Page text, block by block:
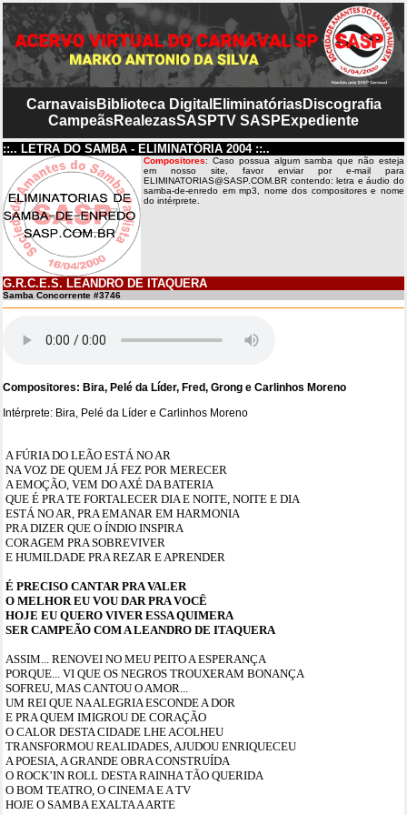
CarnavaisBiblioteca Digital EliminatóriasDiscografia
CampeãsRealezasSASPTV SASP Expediente
::.. LETRA DO SAMBA - ELIMINATÓRIA 2004 ::..
Compositores: Caso possua algum samba que não esteja
em nosso site, favor enviar por e-mail para
ELIMINATORIAS@SASP.COM.BR contendo: letra e áudio do
samba-de-enredo em mp3, nome dos compositores e nome
do intérprete.
G.R.C.E.S. LEANDRO DE ITAQUERA
Samba Concorrente #3746
Compositores: Bira, Pelé da Líder, Fred, Grong e Carlinhos Moreno
Intérprete: Bira, Pelé da Líder e Carlinhos Moreno
A FÚRIA DO LEÃO ESTÁ NO AR
NA VOZ DE QUEM JÁ FEZ POR MERECER
A EMOÇÃO, VEM DO AXÉ DA BATERIA
QUE É PRA TE FORTALECER DIA E NOITE, NOITE E DIA
ESTÁ NO AR, PRA EMANAR EM HARMONIA
PRA DIZER QUE O ÍNDIO INSPIRA
CORAGEM PRA SOBREVIVER
E HUMILDADE PRA REZAR E APRENDER
É PRECISO CANTAR PRA VALER
O MELHOR EU VOU DAR PRA VOCÊ
HOJE EU QUERO VIVER ESSA QUIMERA
SER CAMPEÃO COM A LEANDRO DE ITAQUERA
ASSIM... RENOVEI NO MEU PEITO A ESPERANÇA
PORQUE... VI QUE OS NEGROS TROUXERAM BONANÇA
SOFREU, MAS CANTOU O AMOR...
UM REI QUE NA ALEGRIA ESCONDE A DOR
E PRA QUEM IMIGROU DE CORAÇÃO
O CALOR DESTA CIDADE LHE ACOLHEU
TRANSFORMOU REALIDADES, AJUDOU ENRIQUECEU
A POESIA, A GRANDE OBRA CONSTRUÍDA
O ROCK’IN ROLL DESTA RAINHA TÃO QUERIDA
O BOM TEATRO, O CINEMA E A TV
HOJE O SAMBA EXALTA A ARTE